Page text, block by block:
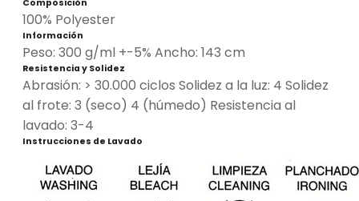
Composición
100% Polyester
Información
Peso: 300 g/ml +-5% Ancho: 143 cm
Resistencia y Solidez
Abrasión: > 30.000 ciclos Solidez a la luz: 4 Solidez
al frote: 3 (seco) 4 (húmedo) Resistencia al
lavado: 3-4
Instrucciones de Lavado